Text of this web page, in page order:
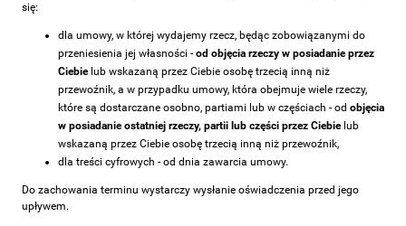
się:
dla umowy, w której wydajemy rzecz, będąc zobowiązanymi do
przeniesienia jej własności - od objęcia rzeczy w posiadanie przez
Ciebielub wskazaną przez Ciebie osobę trzecią inną niż
przewoźnik, a w przypadku umowy, która obejmuje wiele rzeczy,
które są dostarczane osobno, partiami lub w częściach - od objęcia
w posiadanie ostatniej rzeczy, partii lub części przez Ciebielub
wskazaną przez Ciebie osobę trzecią inną niż przewoźnik,
dla treści cyfrowych - od dnia zawarcia umowy.
Do zachowania terminu wystarczy wysłanie oświadczenia przed jego
upływem.